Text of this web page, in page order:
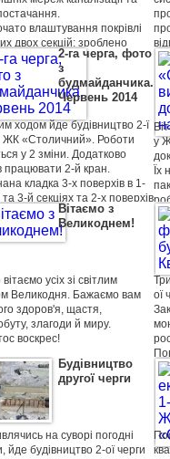
з
в
влаштування покрівлі
двох секцій: зроблено
та виконана армована
Проложена внутрішня
каналізації до другого
двох секціях швидкими
ведуться роботи по
металопластикових
конструкцій
та балконні блоки).
2-га черга, фото
з
будмайданчика.
Червень 2014
ходом йде будівництво 2-ї
ЖК «Столичний». Роботи
у 2 зміни. Додатково
працювати 2-й кран.
кладка 3-х поверхів в 1-
3-й секціях та 2-х поверхів
6-й, 7-й секціях.
підготовка під
підлог 1-го поверху.
каналізацій. Ведуться
по влаштуванню терас.
роботи з влаштування
та господарські
гідровузла. Розпочато
насосної станції.
у
Їх
Вітаємо з
Великоднем!
усіх зі світлим
Великодня. Бажаємо вам
здоров'я, щастя,
злагоди й миру.
воскрес!
ої
Будівництво
другої черги
на суворі погодні
йде будівництво 2-ої черги